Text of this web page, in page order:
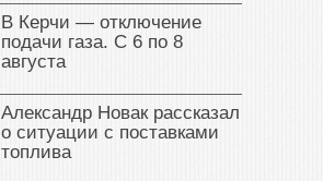
В Керчи — отключение
подачи газа. С 6 по 8
августа
Александр Новак рассказал
о ситуации с поставками
топлива